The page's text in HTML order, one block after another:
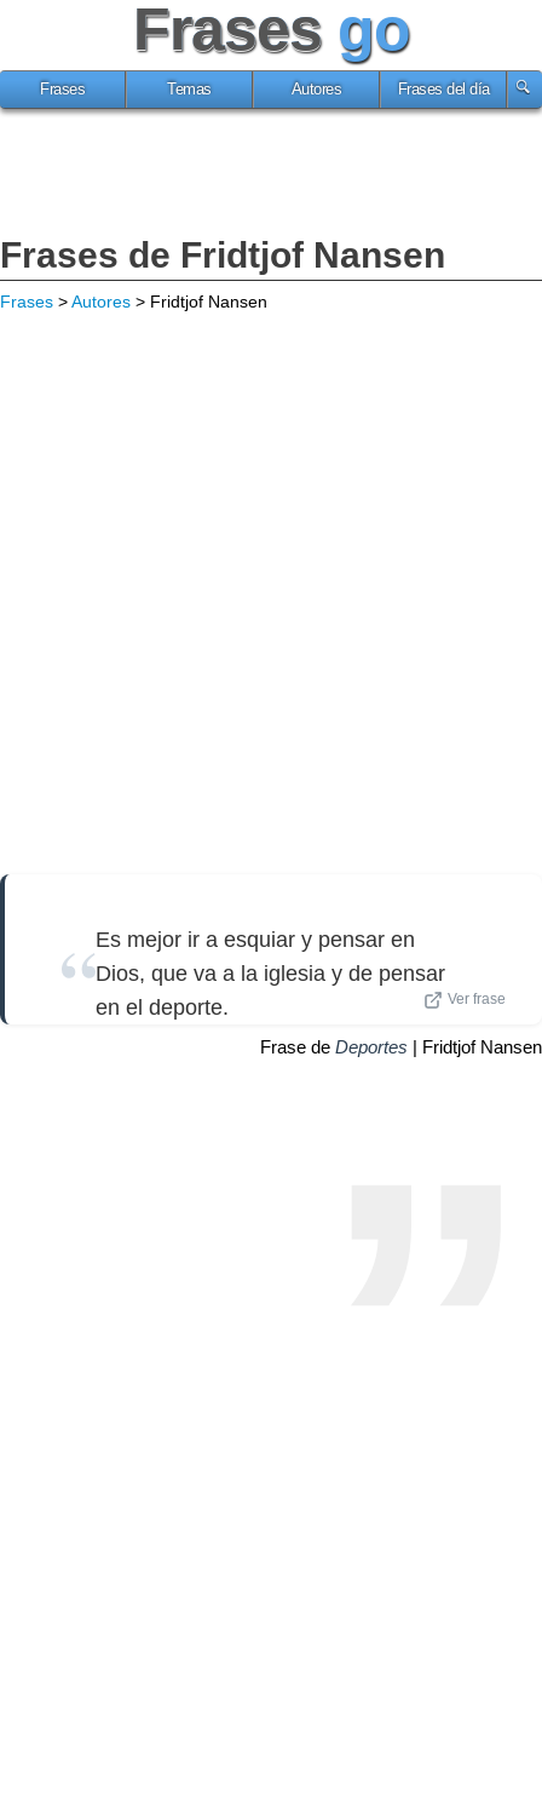
Frases go
Frases Temas Autores Frases del día
Frases de Fridtjof Nansen
Frases >Autores > Fridtjof Nansen
Es mejor ir a esquiar y pensar en
Dios, que va a la iglesia y de pensar
en el deporte.
Ver frase
Frase de Deportes | Fridtjof Nansen